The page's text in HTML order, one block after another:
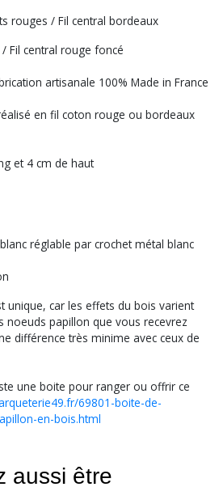
rouges / Fil central bordeaux
Fil central rouge foncé
artisanale 100% Made in France
en fil coton rouge ou bordeaux
et 4 cm de haut
réglable par crochet métal blanc
unique, car les effets du bois varient
noeuds papillon que vous recevrez
différence très minime avec ceux de
une boite pour ranger ou offrir ce
69801-boite-de-
en-bois.html
aussi être